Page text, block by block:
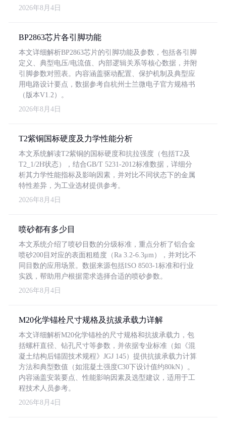
2026年8月4日
BP2863芯片各引脚功能
本文详细解析BP2863芯片的引脚功能及参数，包括各引脚
定义、典型电压/电流值、内部逻辑关系等核心数据，并附
引脚参数对照表。内容涵盖驱动配置、保护机制及典型应
用电路设计要点，数据参考自杭州士兰微电子官方规格书
（版本V1.2）。
2026年8月4日
T2紫铜国标硬度及力学性能分析
本文系统解读T2紫铜的国标硬度和抗拉强度（包括T2及
T2_1/2H状态），结合GB/T 5231-2012标准数据，详细分
析其力学性能指标及影响因素，并对比不同状态下的金属
特性差异，为工业选材提供参考。
2026年8月4日
喷砂都有多少目
本文系统介绍了喷砂目数的分级标准，重点分析了铝合金
喷砂200目对应的表面粗糙度（Ra 3.2-6.3μm），并对比不
同目数的应用场景。数据来源包括ISO 8503-1标准和行业
实践，帮助用户根据需求选择合适的喷砂参数。
2026年8月4日
M20化学锚栓尺寸规格及抗拔承载力详解
本文详细解析M20化学锚栓的尺寸规格和抗拔承载力，包
括螺杆直径、钻孔尺寸等参数，并依据专业标准（如《混
凝土结构后锚固技术规程》JGJ 145）提供抗拔承载力计算
方法和典型数值（如混凝土强度C30下设计值约80kN）。
内容涵盖安装要点、性能影响因素及选型建议，适用于工
程技术人员参考。
2026年8月4日